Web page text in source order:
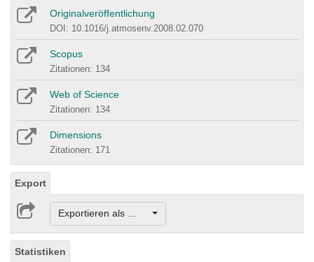
Originalveröffentlichung
DOI: 10.1016/j.atmosenv.2008.02.070
Scopus
Zitationen: 134
Web of Science
Zitationen: 134
Dimensions
Zitationen: 171
Export
Exportieren als ...
Statistiken